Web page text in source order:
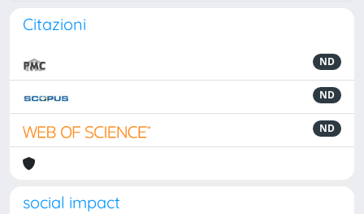
Citazioni
ND
ND
ND
social impact